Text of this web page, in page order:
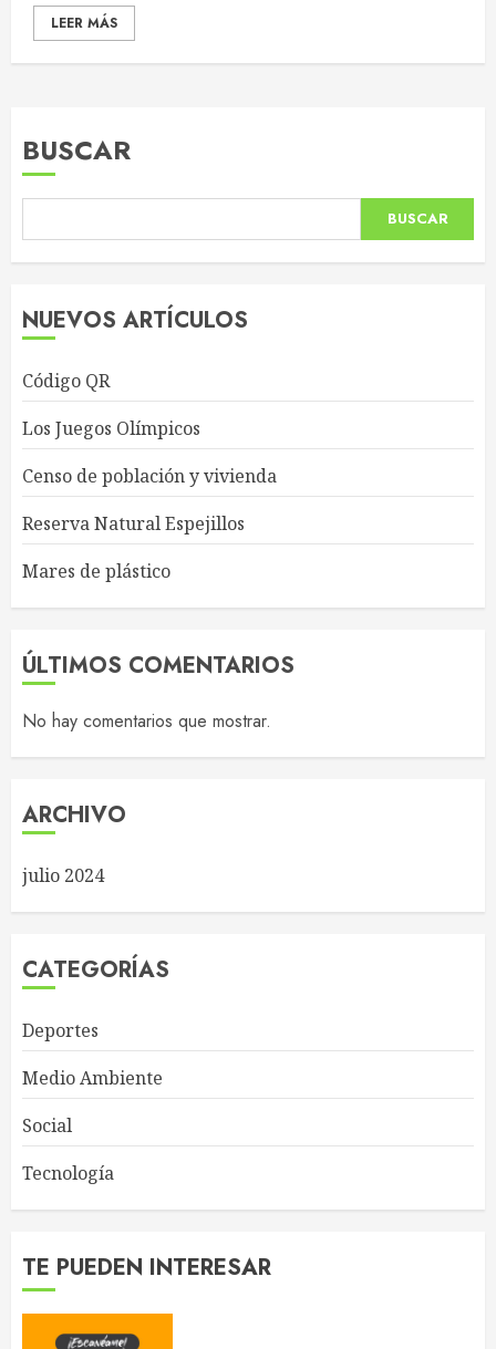
LEER MÁS
BUSCAR
BUSCAR
NUEVOS ARTÍCULOS
Código QR
Los Juegos Olímpicos
Censo de población y vivienda
Reserva Natural Espejillos
Mares de plástico
ÚLTIMOS COMENTARIOS
No hay comentarios que mostrar.
ARCHIVO
julio 2024
CATEGORÍAS
Deportes
Medio Ambiente
Social
Tecnología
TE PUEDEN INTERESAR